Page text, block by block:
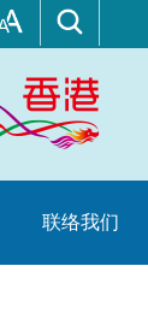
联络我们